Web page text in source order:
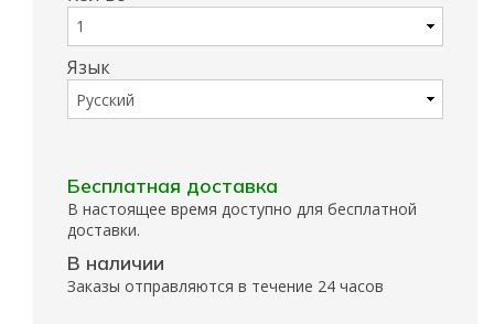
Язык
Бесплатная доставка
В настоящее время доступно для бесплатной
доставки.
В наличии
Заказы отправляются в течение 24 часов